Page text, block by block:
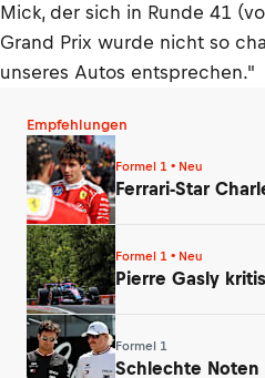
Mick, der sich in Runde 41
Grand Prix wurde nicht so
unseres Autos entsprechen."
Empfehlungen
Formel 1 • Neu
Ferrari-Star
Formel 1 • Neu
Pierre Gasly
Formel 1
Schlechte